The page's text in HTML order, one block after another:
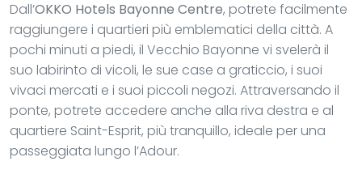
Dall’OKKO Hotels Bayonne Centre, potrete facilmente
raggiungere i quartieri più emblematici della città. A
pochi minuti a piedi, il Vecchio Bayonne vi svelerà il
suo labirinto di vicoli, le sue case a graticcio, i suoi
vivaci mercati e i suoi piccoli negozi. Attraversando il
ponte, potrete accedere anche alla riva destra e al
quartiere Saint-Esprit, più tranquillo, ideale per una
passeggiata lungo l’Adour.